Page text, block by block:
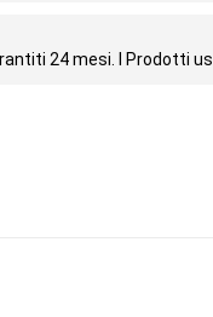
24 mesi. I Prodotti